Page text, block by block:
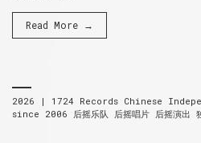
Read More →
2026 | 1724 Records Chinese
since 2006
后摇乐队 后摇唱片 后摇演出